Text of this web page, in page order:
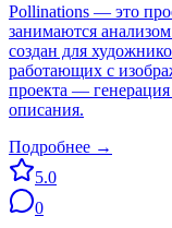
Pollinations — это
занимаются
создан для
работающих с
проекта — генерация
описания.
Подробнее →
5.0
0